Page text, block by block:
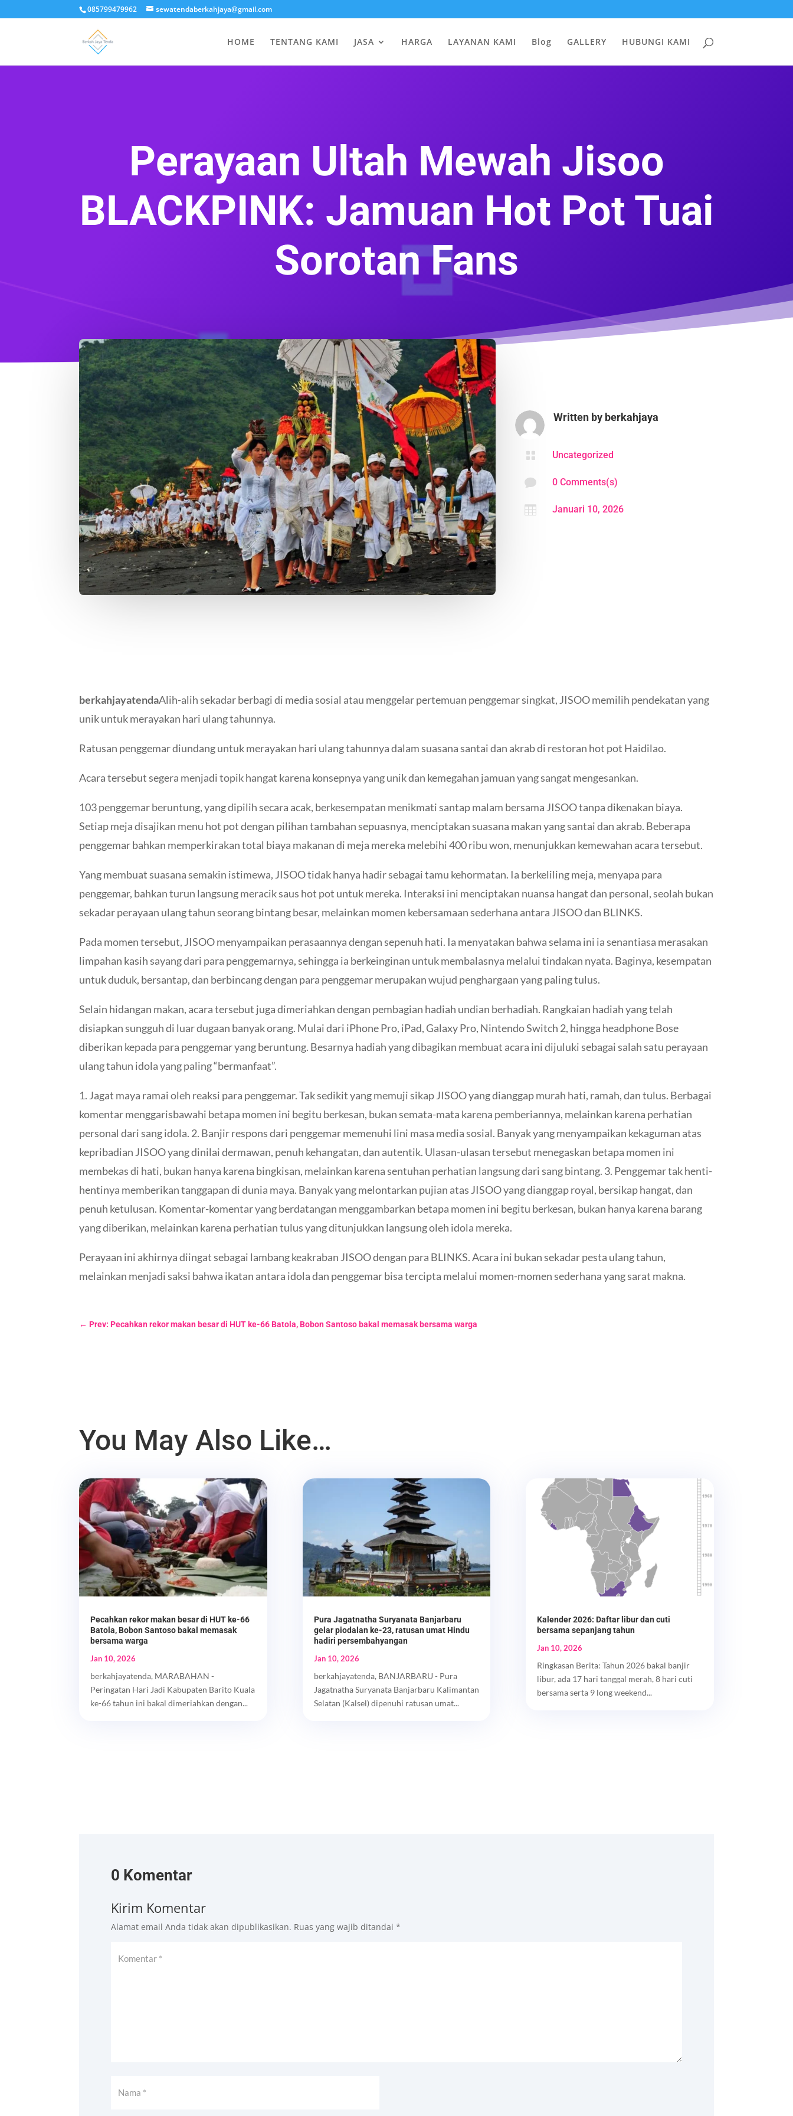
085799479962 sewatendaberkahjaya@gmail.com
HOME TENTANG KAMI JASA HARGA LAYANAN KAMI Blog GALLERY HUBUNGI KAMI
Perayaan Ultah Mewah Jisoo
BLACKPINK: Jamuan Hot Pot Tuai
Sorotan Fans
Written by berkahjaya
 Uncategorized
 0 Comments(s)
 Januari 10, 2026
berkahjayatendaAlih-alih sekadar berbagi di media sosial atau menggelar pertemuan penggemar singkat, JISOO memilih pendekatan yang
unik untuk merayakan hari ulang tahunnya.
Ratusan penggemar diundang untuk merayakan hari ulang tahunnya dalam suasana santai dan akrab di restoran hot pot Haidilao.
Acara tersebut segera menjadi topik hangat karena konsepnya yang unik dan kemegahan jamuan yang sangat mengesankan.
103 penggemar beruntung, yang dipilih secara acak, berkesempatan menikmati santap malam bersama JISOO tanpa dikenakan biaya.
Setiap meja disajikan menu hot pot dengan pilihan tambahan sepuasnya, menciptakan suasana makan yang santai dan akrab. Beberapa
penggemar bahkan memperkirakan total biaya makanan di meja mereka melebihi 400 ribu won, menunjukkan kemewahan acara tersebut.
Yang membuat suasana semakin istimewa, JISOO tidak hanya hadir sebagai tamu kehormatan. Ia berkeliling meja, menyapa para
penggemar, bahkan turun langsung meracik saus hot pot untuk mereka. Interaksi ini menciptakan nuansa hangat dan personal, seolah bukan
sekadar perayaan ulang tahun seorang bintang besar, melainkan momen kebersamaan sederhana antara JISOO dan BLINKS.
Pada momen tersebut, JISOO menyampaikan perasaannya dengan sepenuh hati. Ia menyatakan bahwa selama ini ia senantiasa merasakan
limpahan kasih sayang dari para penggemarnya, sehingga ia berkeinginan untuk membalasnya melalui tindakan nyata. Baginya, kesempatan
untuk duduk, bersantap, dan berbincang dengan para penggemar merupakan wujud penghargaan yang paling tulus.
Selain hidangan makan, acara tersebut juga dimeriahkan dengan pembagian hadiah undian berhadiah. Rangkaian hadiah yang telah
disiapkan sungguh di luar dugaan banyak orang. Mulai dari iPhone Pro, iPad, Galaxy Pro, Nintendo Switch 2, hingga headphone Bose
diberikan kepada para penggemar yang beruntung. Besarnya hadiah yang dibagikan membuat acara ini dijuluki sebagai salah satu perayaan
ulang tahun idola yang paling “bermanfaat”.
1. Jagat maya ramai oleh reaksi para penggemar. Tak sedikit yang memuji sikap JISOO yang dianggap murah hati, ramah, dan tulus. Berbagai
komentar menggarisbawahi betapa momen ini begitu berkesan, bukan semata-mata karena pemberiannya, melainkan karena perhatian
personal dari sang idola. 2. Banjir respons dari penggemar memenuhi lini masa media sosial. Banyak yang menyampaikan kekaguman atas
kepribadian JISOO yang dinilai dermawan, penuh kehangatan, dan autentik. Ulasan-ulasan tersebut menegaskan betapa momen ini
membekas di hati, bukan hanya karena bingkisan, melainkan karena sentuhan perhatian langsung dari sang bintang. 3. Penggemar tak henti-
hentinya memberikan tanggapan di dunia maya. Banyak yang melontarkan pujian atas JISOO yang dianggap royal, bersikap hangat, dan
penuh ketulusan. Komentar-komentar yang berdatangan menggambarkan betapa momen ini begitu berkesan, bukan hanya karena barang
yang diberikan, melainkan karena perhatian tulus yang ditunjukkan langsung oleh idola mereka.
Perayaan ini akhirnya diingat sebagai lambang keakraban JISOO dengan para BLINKS. Acara ini bukan sekadar pesta ulang tahun,
melainkan menjadi saksi bahwa ikatan antara idola dan penggemar bisa tercipta melalui momen-momen sederhana yang sarat makna.
←Prev: Pecahkan rekor makan besar di HUT ke-66 Batola, Bobon Santoso bakal memasak bersama warga
You May Also Like…
Pecahkan rekor makan besar di HUT ke-66
Batola, Bobon Santoso bakal memasak
bersama warga
Jan 10, 2026
berkahjayatenda, MARABAHAN -
Peringatan Hari Jadi Kabupaten Barito Kuala
ke-66 tahun ini bakal dimeriahkan dengan...
Pura Jagatnatha Suryanata Banjarbaru
gelar piodalan ke-23, ratusan umat Hindu
hadiri persembahyangan
Jan 10, 2026
berkahjayatenda, BANJARBARU - Pura
Jagatnatha Suryanata Banjarbaru Kalimantan
Selatan (Kalsel) dipenuhi ratusan umat...
Kalender 2026: Daftar libur dan cuti
bersama sepanjang tahun
Jan 10, 2026
Ringkasan Berita: Tahun 2026 bakal banjir
libur, ada 17 hari tanggal merah, 8 hari cuti
bersama serta 9 long weekend...
0 Komentar
Kirim Komentar
Alamat email Anda tidak akan dipublikasikan. Ruas yang wajib ditandai*